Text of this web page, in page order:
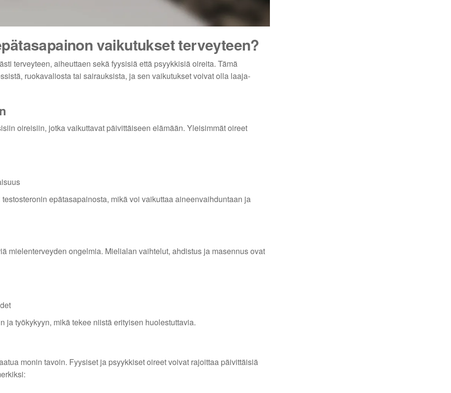
vaikutukset terveyteen?
terveyteen, aiheuttaen sekä fyysisiä että psyykkisiä oireita. Tämä
ruokavaliosta tai sairauksista, ja sen vaikutukset voivat olla laaja-
oireisiin, jotka vaikuttavat päivittäiseen elämään. Yleisimmät oireet
epätasapainosta, mikä voi vaikuttaa aineenvaihduntaan ja
mielenterveyden ongelmia. Mielialan vaihtelut, ahdistus ja masennus ovat
työkykyyn, mikä tekee niistä erityisen huolestuttavia.
monin tavoin. Fyysiset ja psyykkiset oireet voivat rajoittaa päivittäisiä